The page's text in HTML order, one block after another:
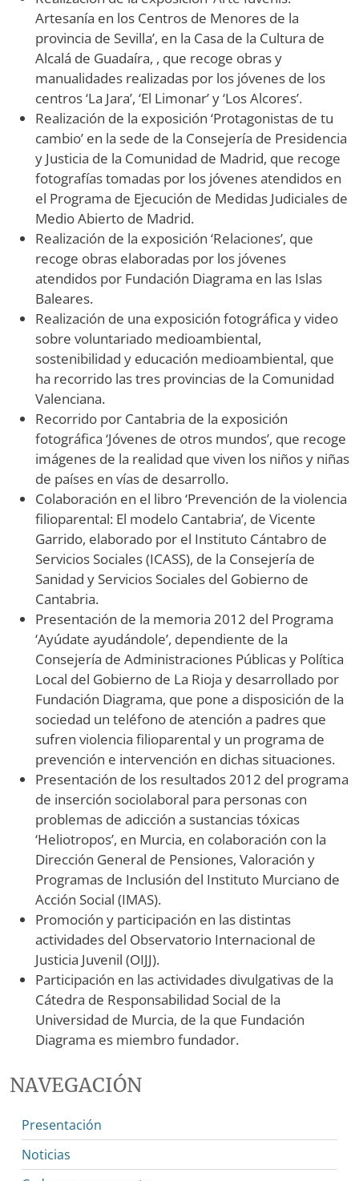
Artesanía en los Centros de Menores de la
provincia de Sevilla’, en la Casa de la Cultura de
Alcalá de Guadaíra, , que recoge obras y
manualidades realizadas por los jóvenes de los
centros ‘La Jara’, ‘El Limonar’ y ‘Los Alcores’.
Realización de la exposición ‘Protagonistas de tu
cambio’ en la sede de la Consejería de Presidencia
y Justicia de la Comunidad de Madrid, que recoge
fotografías tomadas por los jóvenes atendidos en
el Programa de Ejecución de Medidas Judiciales de
Medio Abierto de Madrid.
Realización de la exposición ‘Relaciones’, que
recoge obras elaboradas por los jóvenes
atendidos por Fundación Diagrama en las Islas
Baleares.
Realización de una exposición fotográfica y video
sobre voluntariado medioambiental,
sostenibilidad y educación medioambiental, que
ha recorrido las tres provincias de la Comunidad
Valenciana.
Recorrido por Cantabria de la exposición
fotográfica ‘Jóvenes de otros mundos’, que recoge
imágenes de la realidad que viven los niños y niñas
de países en vías de desarrollo.
Colaboración en el libro ‘Prevención de la violencia
filioparental: El modelo Cantabria’, de Vicente
Garrido, elaborado por el Instituto Cántabro de
Servicios Sociales (ICASS), de la Consejería de
Sanidad y Servicios Sociales del Gobierno de
Cantabria.
Presentación de la memoria 2012 del Programa
‘Ayúdate ayudándole’, dependiente de la
Consejería de Administraciones Públicas y Política
Local del Gobierno de La Rioja y desarrollado por
Fundación Diagrama, que pone a disposición de la
sociedad un teléfono de atención a padres que
sufren violencia filioparental y un programa de
prevención e intervención en dichas situaciones.
Presentación de los resultados 2012 del programa
de inserción sociolaboral para personas con
problemas de adicción a sustancias tóxicas
‘Heliotropos’, en Murcia, en colaboración con la
Dirección General de Pensiones, Valoración y
Programas de Inclusión del Instituto Murciano de
Acción Social (IMAS).
Promoción y participación en las distintas
actividades del Observatorio Internacional de
Justicia Juvenil (OIJJ).
Participación en las actividades divulgativas de la
Cátedra de Responsabilidad Social de la
Universidad de Murcia, de la que Fundación
Diagrama es miembro fundador.
NAVEGACIÓN
Presentación
Noticias